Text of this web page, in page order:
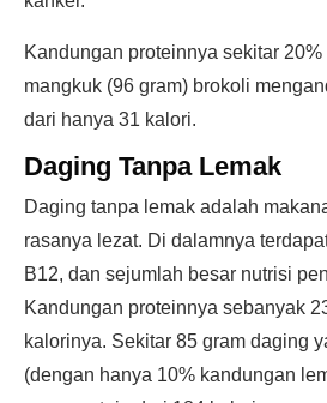
Kandungan proteinnya sekitar
mangkuk (96 gram) brokoli
dari hanya 31 kalori.
Daging Tanpa Lemak
Daging tanpa lemak adalah
rasanya lezat. Di dalamnya
B12, dan sejumlah besar nutrisi
Kandungan proteinnya sebanyak
kalorinya. Sekitar 85 gram daging
(dengan hanya 10% kandungan